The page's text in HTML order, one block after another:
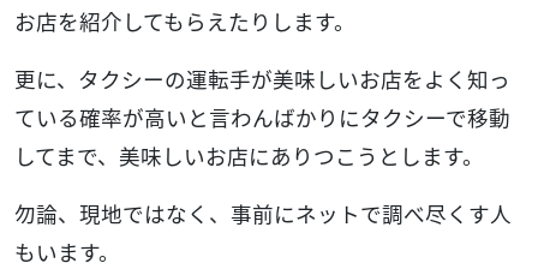
お店を紹介してもらえたりします。
更に、タクシーの運転手が美味しいお店をよく知っ
ている確率が高いと言わんばかりにタクシーで移動
してまで、美味しいお店にありつこうとします。
勿論、現地ではなく、事前にネットで調べ尽くす人
もいます。